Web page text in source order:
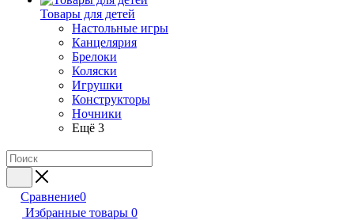
Товары для детей
Настольные игры
Канцелярия
Брелоки
Коляски
Игрушки
Конструкторы
Ночники
Ещё 3
Сравнение0
Избранные товары 0